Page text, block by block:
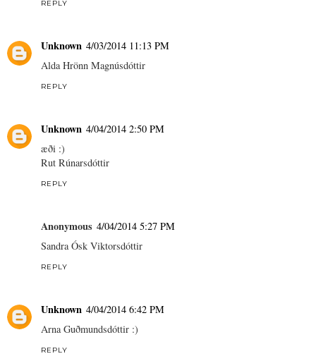
REPLY
Unknown 4/03/2014 11:13 PM
Alda Hrönn Magnúsdóttir
REPLY
Unknown 4/04/2014 2:50 PM
æði :)
Rut Rúnarsdóttir
REPLY
Anonymous 4/04/2014 5:27 PM
Sandra Ósk Viktorsdóttir
REPLY
Unknown 4/04/2014 6:42 PM
Arna Guðmundsdóttir :)
REPLY